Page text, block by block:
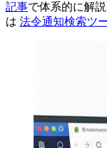
記事で体系的に解
は 法令通知検索ツ